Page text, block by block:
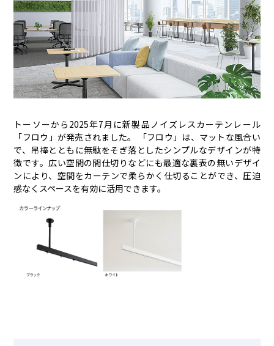
トーソーから2025年7月に新製品ノイズレスカーテンレール
「フロウ」が発売されました。 「フロウ」は、マットな風合い
で、吊棒とともに無駄をそぎ落としたシンプルなデザインが特
徴です。広い空間の間仕切りなどにも最適な裏表の無いデザイ
ンにより、空間をカーテンで柔らかく仕切ることができ、圧迫
感なくスペースを有効に活用できます。